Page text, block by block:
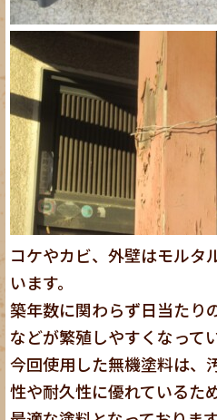
コケやカビ、外壁はモルタ
います。
築年数に関わらず日当たり
などが繁殖しやすくなってい
今回使用した無機塗料は、
性や耐久性に優れているた